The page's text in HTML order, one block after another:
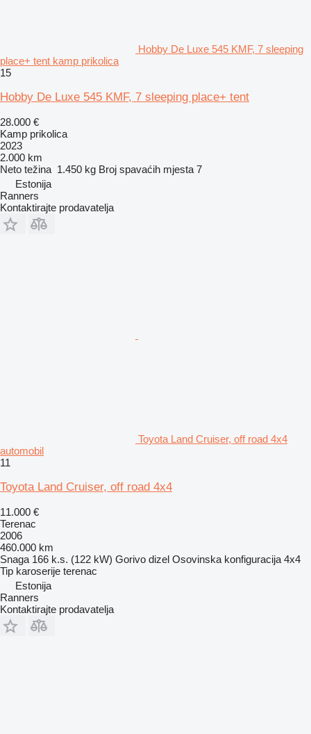
Hobby De Luxe 545 KMF, 7 sleeping
place+ tent kamp prikolica
15
Hobby De Luxe 545 KMF, 7 sleeping place+ tent
28.000 €
Kamp prikolica
2023
2.000 km
Neto težina 1.450 kg Broj spavaćih mjesta 7
Estonija
Ranners
Kontaktirajte prodavatelja
Toyota Land Cruiser, off road 4x4
automobil
11
Toyota Land Cruiser, off road 4x4
11.000 €
Terenac
2006
460.000 km
Snaga 166 k.s. (122 kW) Gorivo dizel Osovinska konfiguracija 4x4
Tip karoserije terenac
Estonija
Ranners
Kontaktirajte prodavatelja